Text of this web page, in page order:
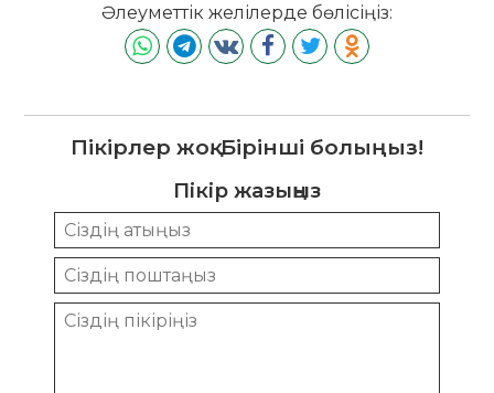
Әлеуметтік желілерде бөлісіңіз:
Пікірлер жоқ. Бірінші болыңыз!
Пікір жазыңыз